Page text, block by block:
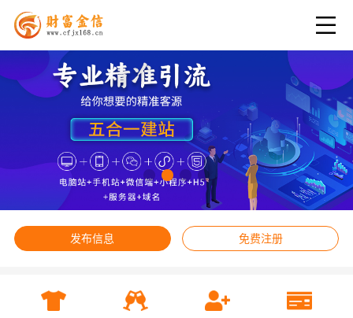
发布信息 免费注册